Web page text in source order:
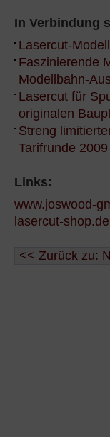
In Verbindung
Lasercut-
Faszinierende
Modellbahn-
Lasercut für
originalen
Streng
Tarifrunde 2009
Links:
www.joswood-
lasercut-shop.de
<< Zurück zu: